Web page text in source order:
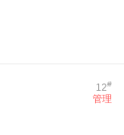
12#
管理